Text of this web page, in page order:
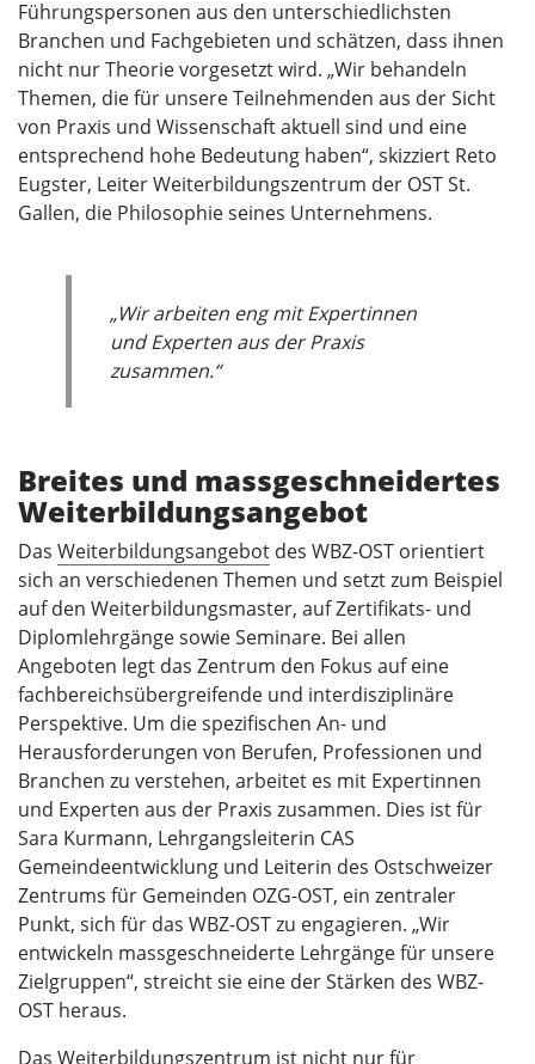
Führungspersonen aus den unterschiedlichsten
Branchen und Fachgebieten und schätzen, dass ihnen
nicht nur Theorie vorgesetzt wird. „Wir behandeln
Themen, die für unsere Teilnehmenden aus der Sicht
von Praxis und Wissenschaft aktuell sind und eine
entsprechend hohe Bedeutung haben“, skizziert Reto
Eugster, Leiter Weiterbildungszentrum der OST St.
Gallen, die Philosophie seines Unternehmens.
„Wir arbeiten eng mit Expertinnen
und Experten aus der Praxis
zusammen.“
Breites und massgeschneidertes
Weiterbildungsangebot
Das Weiterbildungsangebot des WBZ-OST orientiert
sich an verschiedenen Themen und setzt zum Beispiel
auf den Weiterbildungsmaster, auf Zertifikats- und
Diplomlehrgänge sowie Seminare. Bei allen
Angeboten legt das Zentrum den Fokus auf eine
fachbereichsübergreifende und interdisziplinäre
Perspektive. Um die spezifischen An- und
Herausforderungen von Berufen, Professionen und
Branchen zu verstehen, arbeitet es mit Expertinnen
und Experten aus der Praxis zusammen. Dies ist für
Sara Kurmann, Lehrgangsleiterin CAS
Gemeindeentwicklung und Leiterin des Ostschweizer
Zentrums für Gemeinden OZG-OST, ein zentraler
Punkt, sich für das WBZ-OST zu engagieren. „Wir
entwickeln massgeschneiderte Lehrgänge für unsere
Zielgruppen“, streicht sie eine der Stärken des WBZ-
OST heraus.
Das Weiterbildungszentrum ist nicht nur für